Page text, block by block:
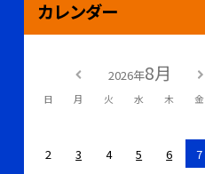
カレンダー
2026年8月
日 月 火 水 木 金
2
3 4 5 6 7